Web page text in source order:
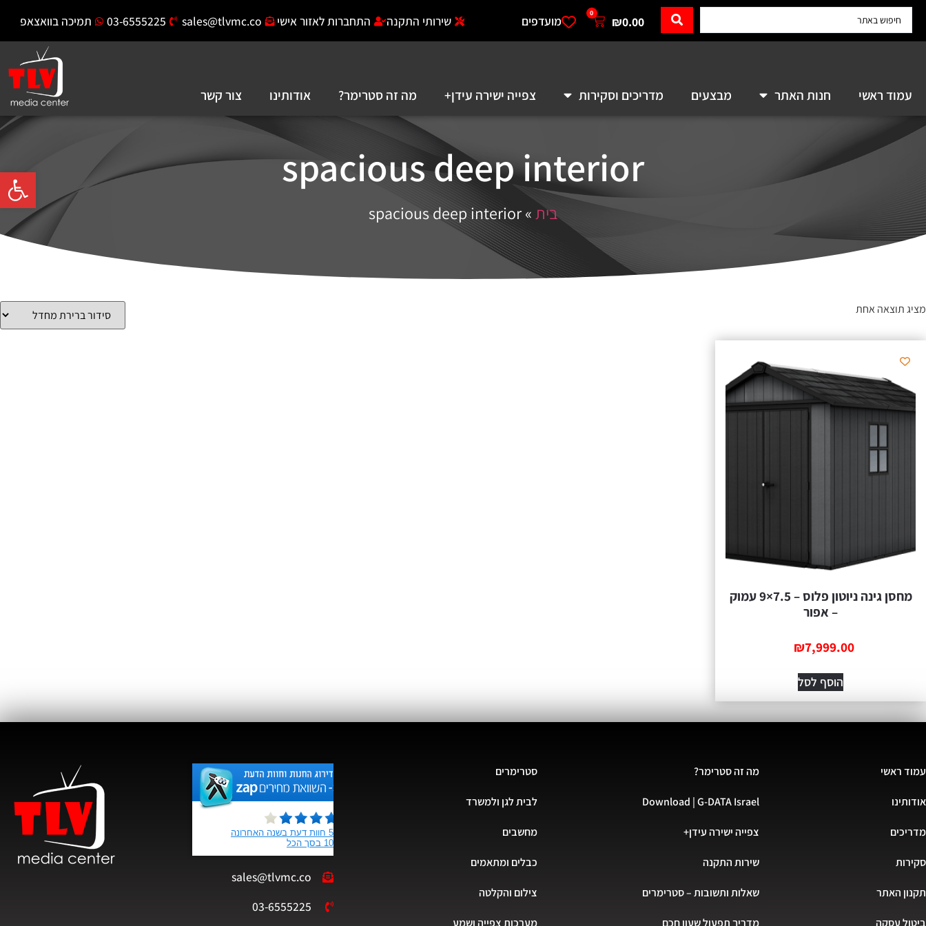
פתח
₪0.00
0
מועדפים שירותי התקנה התחברות לאזור אישי sales@tlvmc.co
03-6555225 תמיכה בוואצאפ
עמוד ראשי חנות האתר מבצעים מדריכים וסקירות צפייה ישירה עידן+ מה זה סטרימר? אודותינו צור קשר
spacious deep interior
בית»
spacious deep interior
מציג תוצאה אחת
מחסן גינה ניוטון פלוס – 7.5×9 עמוק
– אפור
₪7,999.00
הוסף לסל
עמוד ראשי
אודותינו
מדריכים
סקירות
תקנון האתר
ביטול עסקה
מה זה סטרימר?
Download | G-DATA Israel
צפייה ישירה עידן+
שירות התקנה
שאלות ותשובות – סטרימרים
מדריך תפעול שעון חכם
סטרימרים
לבית לגן ולמשרד
מחשבים
כבלים ומתאמים
צילום והקלטה
מערכות צפייה ושמע
sales@tlvmc.co
03-6555225